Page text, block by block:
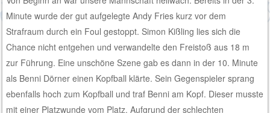
Minute wurde der gut aufgelegte Andy Fries kurz vor dem
Strafraum durch ein Foul gestoppt. Simon Kißling lies sich die
Chance nicht entgehen und verwandelte den Freistoß aus 18 m
zur Führung. Eine unschöne Szene gab es dann in der 10. Minute
als Benni Dörner einen Kopfball klärte. Sein Gegenspieler sprang
ebenfalls hoch zum Kopfball und traf Benni am Kopf. Dieser musste
mit einer Platzwunde vom Platz. Aufgrund der schlechten